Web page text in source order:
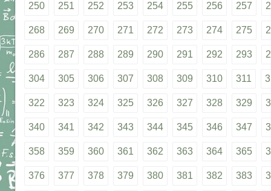
250 251 252 253 254 255 256 257
268 269 270 271 272 273 274 275
286 287 288 289 290 291 292 293
304 305 306 307 308 309 310 311
322 323 324 325 326 327 328 329
340 341 342 343 344 345 346 347
358 359 360 361 362 363 364 365
376 377 378 379 380 381 382 383